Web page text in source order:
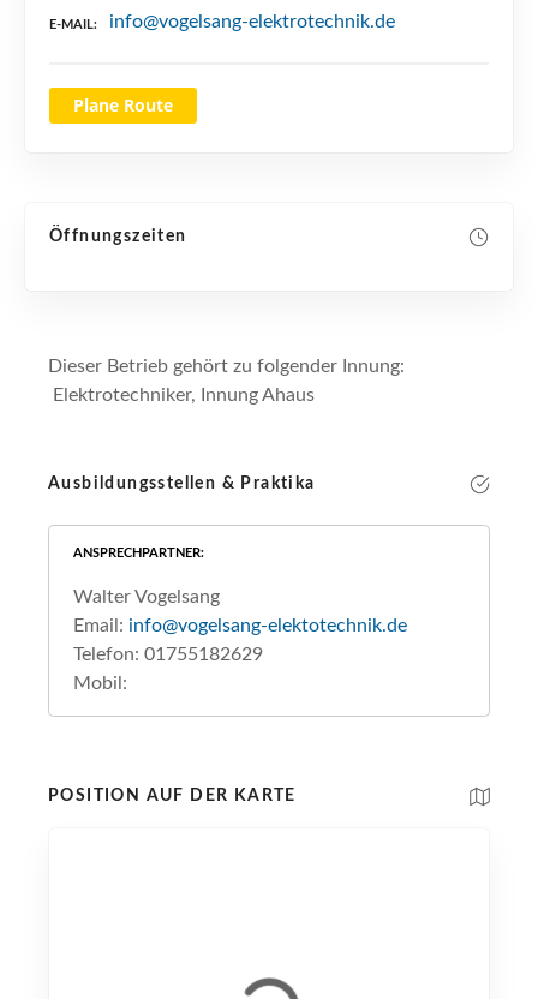
E-MAIL info@vogelsang-elektrotechnik.de
Plane Route
Öffnungszeiten
Dieser Betrieb gehört zu folgender Innung:
Elektrotechniker, Innung Ahaus
Ausbildungsstellen & Praktika
ANSPRECHPARTNER
Walter Vogelsang
Email: info@vogelsang-elektotechnik.de
Telefon: 01755182629
Mobil:
POSITION AUF DER KARTE